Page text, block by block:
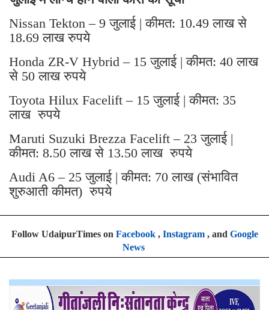
Nissan Tekton – 9 जुलाई | कीमत: 10.49 लाख से
18.69 लाख रुपये
Honda ZR-V Hybrid – 15 जुलाई | कीमत: 40 लाख
से 50 लाख रुपये
Toyota Hilux Facelift – 15 जुलाई | कीमत: 35
लाख रुपये
Maruti Suzuki Brezza Facelift – 23 जुलाई |
कीमत: 8.50 लाख से 13.50 लाख रुपये
Audi A6 – 25 जुलाई | कीमत: 70 लाख (संभावित
शुरुआती कीमत) रुपये
Follow UdaipurTimes onFacebook,Instagram, andGoogle
News